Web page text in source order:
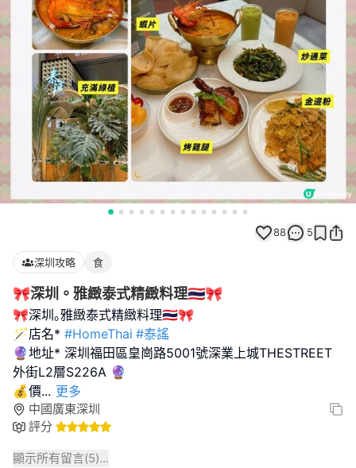
88 5
深圳攻略 食
🎀深圳。雅緻泰式精緻料理🇹🇭🎀
🎀深圳｡雅緻泰式精緻料理🇹🇭🎀
🪄店名* #HomeThai #泰謠
🔮地址* 深圳福田區皇崗路5001號深業上城THESTREET
外街L2層S226A 🔮
💰價... 更多
中國廣東深圳
評分
顯示所有留言(5)...